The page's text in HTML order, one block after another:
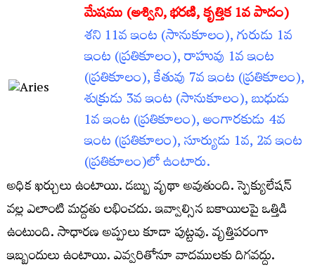
మేషము(అశ్విని, భరణి, కృత్తిక 1వ పాదం)
శని 11వ ఇంట (సానుకూలం), గురుడు 1వ
ఇంట (ప్రతికూలం), రాహువు 1వ ఇంట
(ప్రతికూలం), కేతువు 7వ ఇంట (ప్రతికూలం),
శుక్రుడు 3వ ఇంట (సానుకూలం), బుధుడు
1వ ఇంట (ప్రతికూలం), అంగారకుడు 4వ
ఇంట (ప్రతికూలం), సూర్యుడు 1వ, 2వ ఇంట
(ప్రతికూలం)లో ఉంటారు.
అధిక ఖర్చులు ఉంటాయి. డబ్బు వృథా అవుతుంది. స్పెక్యులేషన్‌
వల్ల ఎలాంటి మద్దతు లభించదు. ఇవ్వాల్సిన బకాయిలపై ఒత్తిడి
ఉంటుంది. సాధారణ అప్పులు కూడా పుట్టవు. వృత్తిపరంగా
ఇబ్బందులు ఉంటాయి. ఎవ్వరితోనూ వాదములకు దిగవద్దు.